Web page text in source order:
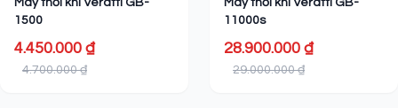
Máy thổi khí Veratti GB-
1500
4.450.000 ₫
4.700.000 ₫
Máy thổi khí Veratti GB-
11000s
28.900.000 ₫
29.000.000 ₫